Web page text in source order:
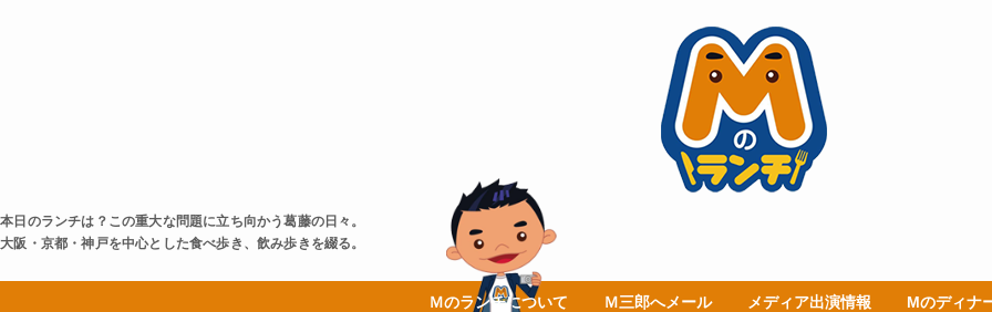
本日のランチは？この重大な問題に立ち向かう葛藤の日々。
大阪・京都・神戸を中心とした食べ歩き、飲み歩きを綴る。
Ｍのランチについて Ｍ三郎へメール メディア出演情報 Mのディナ